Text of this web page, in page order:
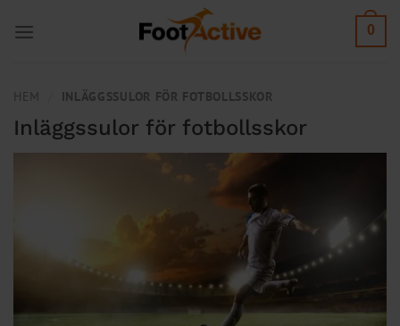
0
HEM INLÄGGSSULOR FÖR FOTBOLLSSKOR
Inläggssulor för fotbollsskor